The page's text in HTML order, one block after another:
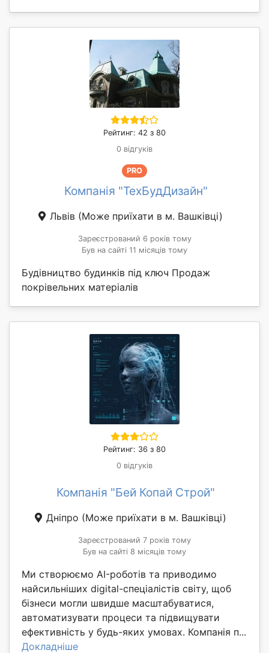
Рейтинг: 42 з 80
0 відгуків
PRO
Компанія "ТехБудДизайн"
Львів (Може приїхати в м. Вашківці)
Зареєстрований 6 років тому
Був на сайті 11 місяців тому
Будівництво будинків під ключ Продаж
покрівельних матеріалів
Рейтинг: 36 з 80
0 відгуків
Компанія "Бей Копай Строй"
Дніпро (Може приїхати в м. Вашківці)
Зареєстрований 7 років тому
Був на сайті 8 місяців тому
Ми створюємо AI-роботів та приводимо
найсильніших digital-спеціалістів світу, щоб
бізнеси могли швидше масштабуватися,
автоматизувати процеси та підвищувати
ефективність у будь-яких умовах. Компанія п...
Докладніше